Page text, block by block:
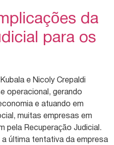
da
para os
e Nicoly Crepaldi
operacional, gerando
e atuando em
muitas empresas em
pela Recuperação Judicial.
a última tentativa da empresa